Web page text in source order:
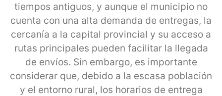
tiempos antiguos, y aunque el municipio no
cuenta con una alta demanda de entregas, la
cercanía a la capital provincial y su acceso a
rutas principales pueden facilitar la llegada
de envíos. Sin embargo, es importante
considerar que, debido a la escasa población
y el entorno rural, los horarios de entrega